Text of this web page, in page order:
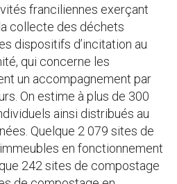
franciliennes exerçant
collecte des déchets
dispositifs d’incitation au
qui concerne les
un accompagnement par
On estime à plus de 300
ainsi distribués au
Quelque 2 079 sites de
en fonctionnement
242 sites de compostage